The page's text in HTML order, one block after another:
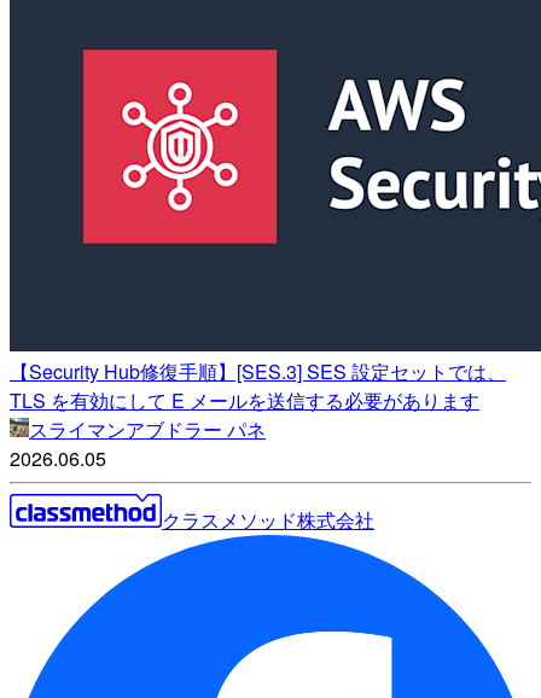
【Security Hub修復手順】[SES.3] SES 設定セットでは、
TLS を有効にして E メールを送信する必要があります
スライマンアブドラー パネ
2026.06.05
クラスメソッド株式会社